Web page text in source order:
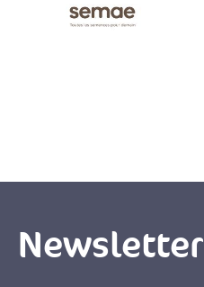
Newsletter